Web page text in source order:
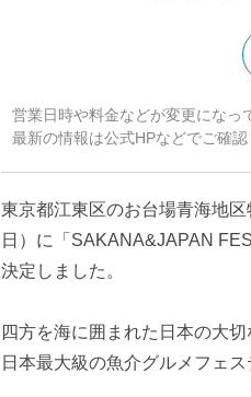
営業日時や料金などが変更になっ
最新の情報は公式HPなどでご確認
東京都江東区のお台場青海地
日）に「SAKANA&JAPAN
決定しました。
四方を海に囲まれた日本の大
日本最大級の魚介グルメフェス